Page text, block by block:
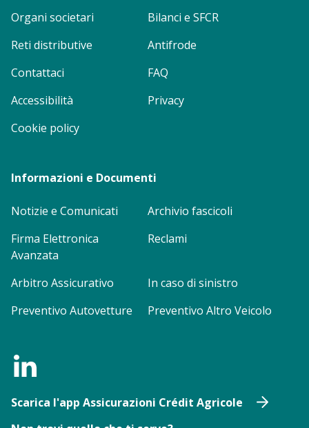
Organi societari
Bilanci e SFCR
Reti distributive
Antifrode
Contattaci
FAQ
Accessibilità
Privacy
Cookie policy
Informazioni e Documenti
Notizie e Comunicati
Archivio fascicoli
Firma Elettronica
Avanzata
Reclami
Arbitro Assicurativo
In caso di sinistro
Preventivo Autovetture
Preventivo Altro Veicolo
Scarica l'app Assicurazioni Crédit Agricole